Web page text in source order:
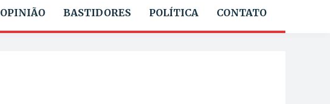
OPINIÃO BASTIDORES POLÍTICA CONTATO